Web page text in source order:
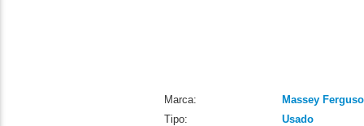
Marca:
Massey
Tipo:
Usado